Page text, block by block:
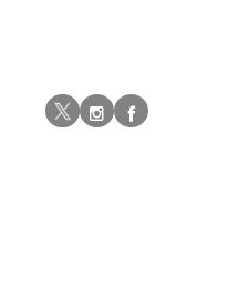
Instagram